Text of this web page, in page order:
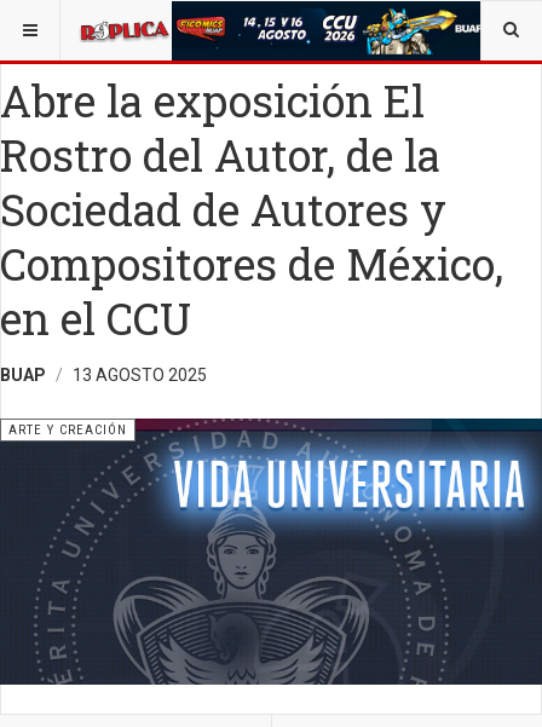
ESTÁ AQUÍ: ARTE
Abre la exposición El
Rostro del Autor, de la
Sociedad de Autores y
Compositores de México,
en el CCU
BUAP 13 AGOSTO 2025
ARTE Y CREACIÓN